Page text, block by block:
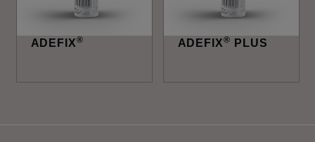
ADEFIX® ADEFIX® PLUS